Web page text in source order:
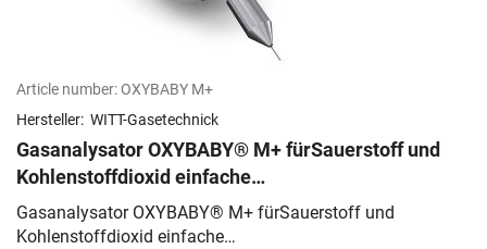
Article number: OXYBABY M+
Hersteller: WITT-Gasetechnick
Gasanalysator OXYBABY® M+ fürSauerstoff und
Kohlenstoffdioxid einfache
Einhandbedienung,mehrsprachige Ausführung, Lief
Gasanalysator OXYBABY® M+ fürSauerstoff und
Kohlenstoffdioxid einfache